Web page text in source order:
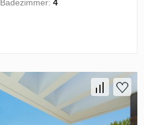
Badezimmer:4